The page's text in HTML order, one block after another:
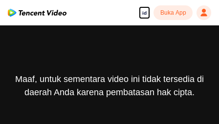
id Buka App
Maaf, untuk sementara video ini tidak tersedia di
daerah Anda karena pembatasan hak cipta.